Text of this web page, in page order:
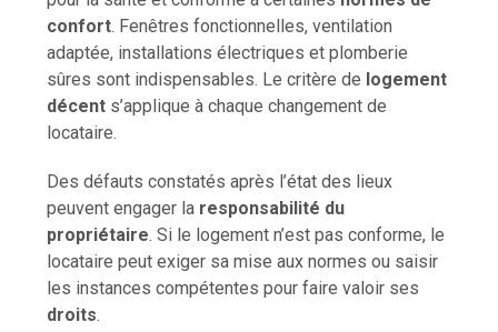
confort. Fenêtres fonctionnelles, ventilation
adaptée, installations électriques et plomberie
sûres sont indispensables. Le critère de logement
décent s’applique à chaque changement de
locataire.
Des défauts constatés après l’état des lieux
peuvent engager la responsabilité du
propriétaire. Si le logement n’est pas conforme, le
locataire peut exiger sa mise aux normes ou saisir
les instances compétentes pour faire valoir ses
droits.